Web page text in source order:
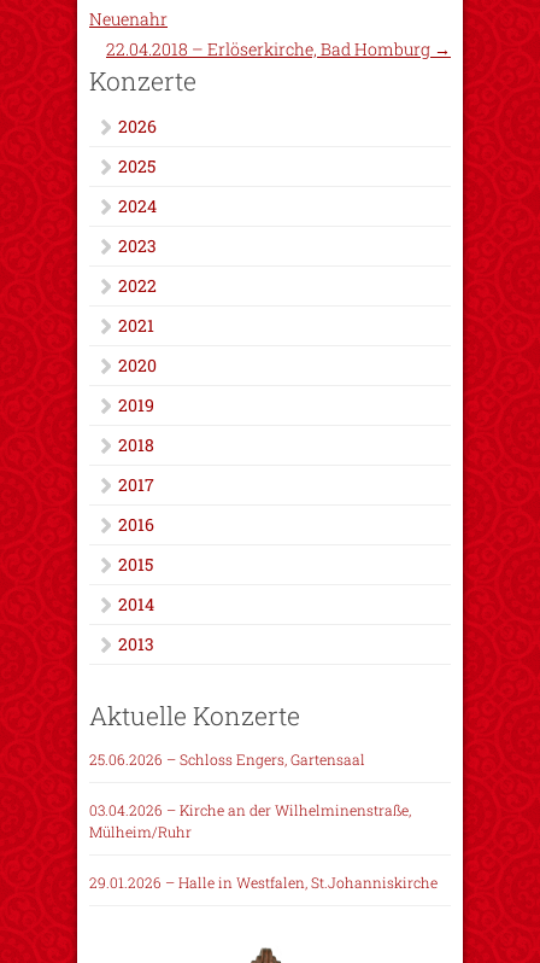
Neuenahr
22.04.2018 – Erlöserkirche, Bad Homburg →
Konzerte
2026
2025
2024
2023
2022
2021
2020
2019
2018
2017
2016
2015
2014
2013
Aktuelle Konzerte
25.06.2026 – Schloss Engers, Gartensaal
03.04.2026 – Kirche an der Wilhelminenstraße,
Mülheim/Ruhr
29.01.2026 – Halle in Westfalen, St.Johanniskirche